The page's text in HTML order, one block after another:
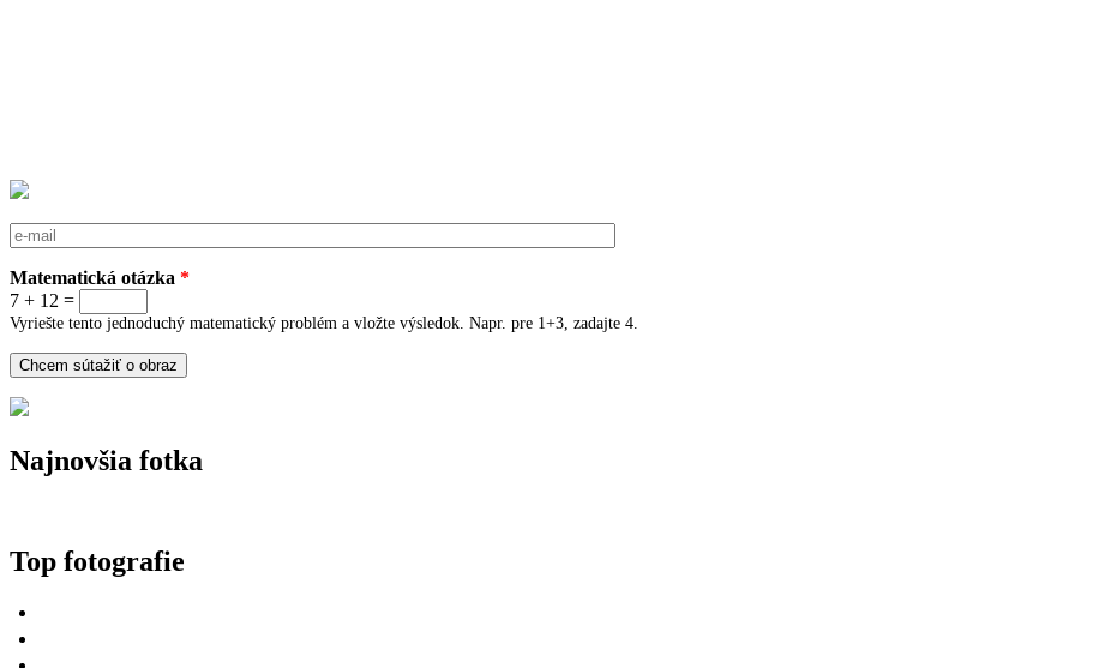
E-mail
Matematická otázka *
7 + 12 =
Vyriešte tento jednoduchý matematický problém a vložte výsledok. Napr. pre 1+3, zadajte 4.
Najnovšia fotka
Top fotografie